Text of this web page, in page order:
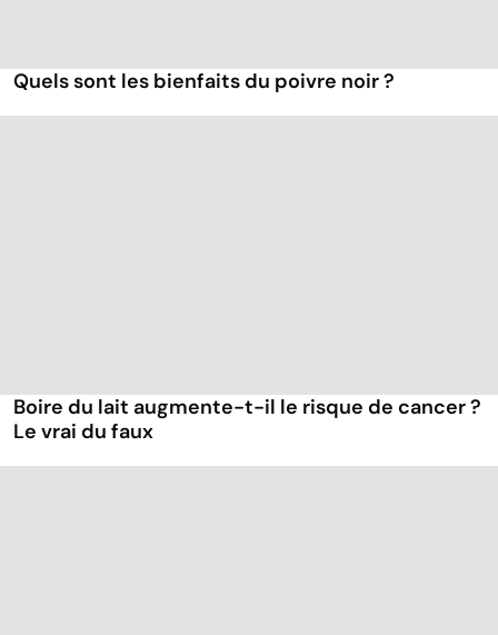
Quels sont les bienfaits du poivre noir ?
Boire du lait augmente-t-il le risque de cancer ?
Le vrai du faux